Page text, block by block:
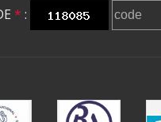
* :